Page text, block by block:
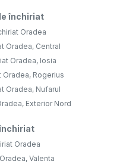
închiriat
Oradea
Oradea, Central
Oradea, Iosia
Rogerius
Oradea, Nufarul
Exterior Nord
Oradea
Valenta